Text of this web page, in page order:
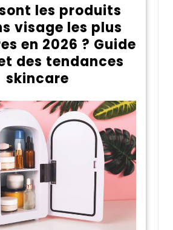
les produits
visage les plus
en 2026 ? Guide
des tendances
skincare